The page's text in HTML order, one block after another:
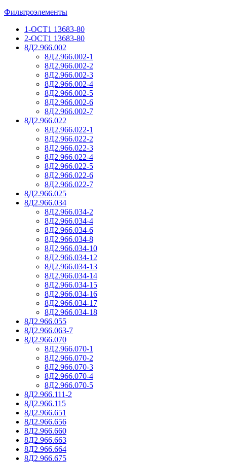
Фильтроэлементы
1-ОСТ1 13683-80
2-ОСТ1 13683-80
8Д2.966.002
8Д2.966.002-1
8Д2.966.002-2
8Д2.966.002-3
8Д2.966.002-4
8Д2.966.002-5
8Д2.966.002-6
8Д2.966.002-7
8Д2.966.022
8Д2.966.022-1
8Д2.966.022-2
8Д2.966.022-3
8Д2.966.022-4
8Д2.966.022-5
8Д2.966.022-6
8Д2.966.022-7
8Д2.966.025
8Д2.966.034
8Д2.966.034-2
8Д2.966.034-4
8Д2.966.034-6
8Д2.966.034-8
8Д2.966.034-10
8Д2.966.034-12
8Д2.966.034-13
8Д2.966.034-14
8Д2.966.034-15
8Д2.966.034-16
8Д2.966.034-17
8Д2.966.034-18
8Д2.966.055
8Д2.966.063-7
8Д2.966.070
8Д2.966.070-1
8Д2.966.070-2
8Д2.966.070-3
8Д2.966.070-4
8Д2.966.070-5
8Д2.966.111-2
8Д2.966.115
8Д2.966.651
8Д2.966.656
8Д2.966.660
8Д2.966.663
8Д2.966.664
8Д2.966.675